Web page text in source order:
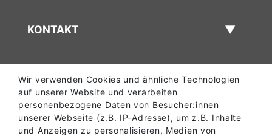
KONTAKT
Wir verwenden Cookies und ähnliche Technologien
auf unserer Website und verarbeiten
personenbezogene Daten von Besucher:innen
unserer Webseite (z.B. IP-Adresse), um z.B. Inhalte
und Anzeigen zu personalisieren, Medien von